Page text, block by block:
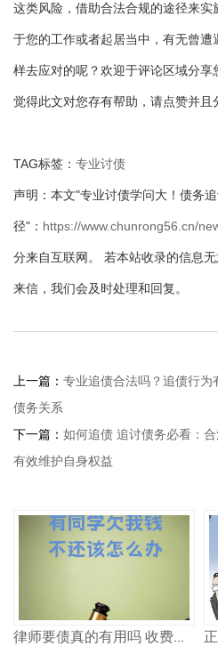
这类风险，借助合法合规的途径来实
于您的工作或者起居当中，有无曾
样去应对的呢？欢迎于评论区域分
觉得此文对您存有帮助，请点赞并且
TAG标签： 专业讨债
声明：本文"专业讨债学问大！债务
径"： https://www.chunrong56.cn/
分来自互联网。 若本站收录的信息
来信，我们会及时处理和回复。
上一篇： 专业追债合法吗？追债行为
债务关系
下一篇： 如何追债 追讨债务必看：
有效维护自身权益
律师要债真的有用吗 收费多少